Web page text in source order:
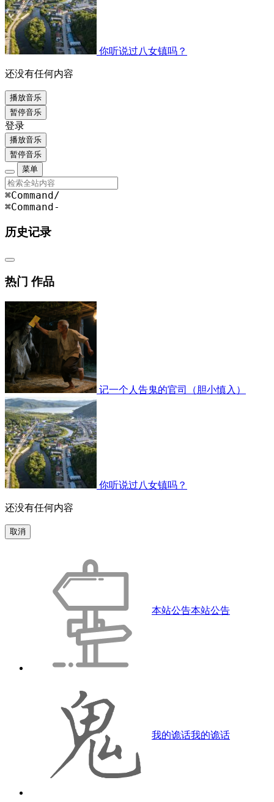
你听说过八女镇吗？
还没有任何内容
播放音乐
暂停音乐
登录
播放音乐
暂停音乐
菜单
⌘Command/
⌘Command-
历史记录
热门 作品
记一个人告鬼的官司（胆小慎入）
你听说过八女镇吗？
还没有任何内容
取消
本站公告本站公告
我的诡话我的诡话